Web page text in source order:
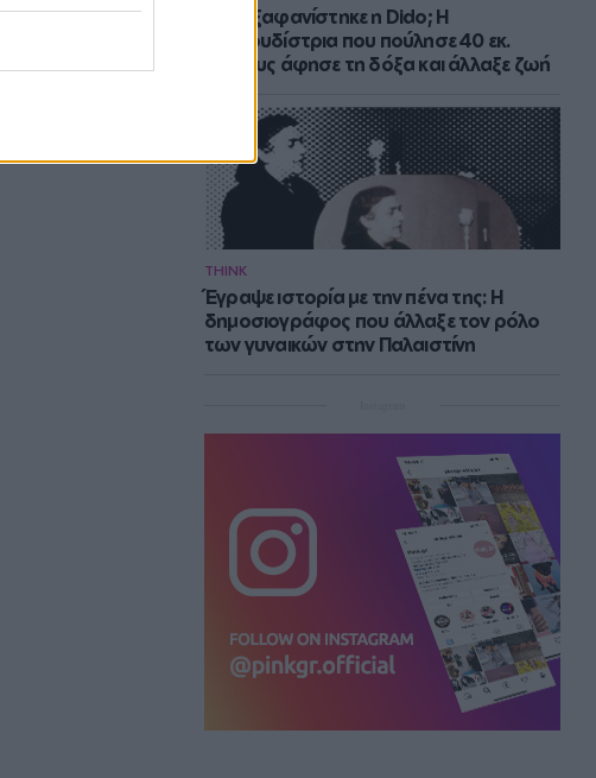
Πού εξαφανίστηκε η Dido; Η
τραγουδίστρια που πούλησε 40 εκ.
δίσκους άφησε τη δόξα και άλλαξε ζωή
THINK
Έγραψε ιστορία με την πένα της: Η
δημοσιογράφος που άλλαξε τον ρόλο
των γυναικών στην Παλαιστίνη